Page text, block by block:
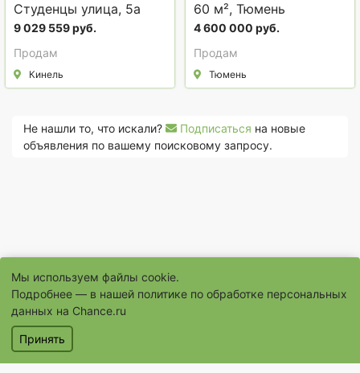
Студенцы улица, 5а
9 029 559 руб.
Продам
Кинель
60 м², Тюмень
4 600 000 руб.
Продам
Тюмень
Не нашли то, что искали? Подписаться на новые
объявления по вашему поисковому запросу.
Мы используем файлы cookie.
Подробнее — в нашей политике по обработке персональных
данных на Chance.ru
Принять
© 1996–2026 Сайт бесплатных объявлений «Шанс.Ру»
® «Шанс», «chance» являются зарегистрированными товарными
знаками